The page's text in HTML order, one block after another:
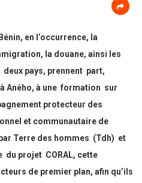
en l’occurrence, la
la douane, ainsi les
pays, prennent part,
Aného, à une formation sur
protecteur des
et communautaire de
Terre des hommes (Tdh) et
du projet CORAL, cette
de premier plan, afin qu’ils